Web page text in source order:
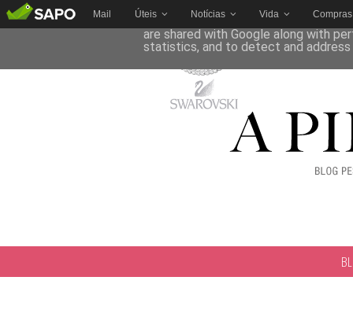
Mail Úteis Notícias Vida Compras
This site uses cookies from Google
are shared with Google along with
statistics, and to detect and address